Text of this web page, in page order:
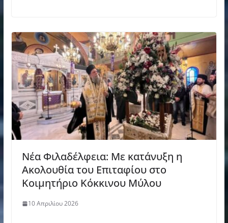
Νέα Φιλαδέλφεια: Με κατάνυξη η
Ακολουθία του Επιταφίου στο
Κοιμητήριο Κόκκινου Μύλου
10 Απριλίου 2026